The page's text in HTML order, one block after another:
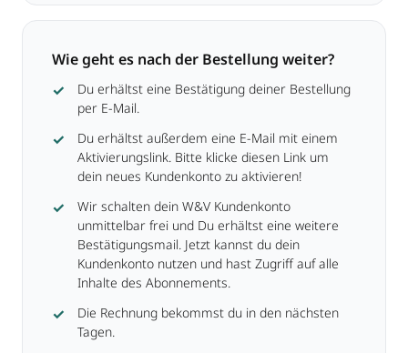
Wie geht es nach der Bestellung weiter?
Du erhältst eine Bestätigung deiner Bestellung
per E-Mail.
Du erhältst außerdem eine E-Mail mit einem
Aktivierungslink. Bitte klicke diesen Link um
dein neues Kundenkonto zu aktivieren!
Wir schalten dein W&V Kundenkonto
unmittelbar frei und Du erhältst eine weitere
Bestätigungsmail. Jetzt kannst du dein
Kundenkonto nutzen und hast Zugriff auf alle
Inhalte des Abonnements.
Die Rechnung bekommst du in den nächsten
Tagen.